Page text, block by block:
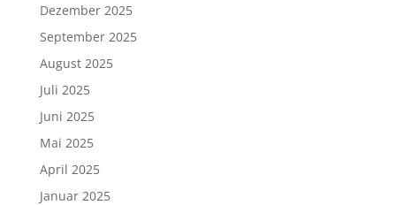
Dezember 2025
September 2025
August 2025
Juli 2025
Juni 2025
Mai 2025
April 2025
Januar 2025